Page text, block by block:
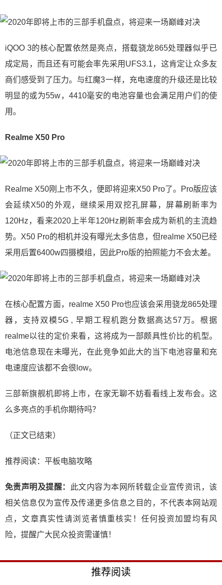
iQOO 3的核心配置依然是亮点，搭载骁龙865处理器似乎已
成定局，而且还有可能会率先采用UFS3.1，这肯定让众多友
商们感受到了压力。与红魔3一样，充电速度的升级还是比较
明显的或为55w，4410毫安的电池容量也会满足用户们的使
用。
Realme X50 Pro
Realme X50刚上市不久，便即将迎来X50 Pro了。Pro版应该
会延续X50的外观，继续采用双挖孔屏幕，屏幕刷新率为
120Hz，看来2020上半年120Hz刷新率会成为新机的主流趋
势。X50 Pro的相机并没有曝光太多信息，但realme X50已经
采用后置6400w四摄模组，因此Pro版的拍照能力不会太差。
在核心配置方面，realme X50 Pro也应该会采用骁龙865处理
器，支持双模5G , 早期工程机跑分数据高达57万。根据
realme以往的定价来看，这将成为一部颇具性价比的机型。
电池信息现在未曝光，在此竞争如此大的当下电池容量和充
电速度应该都不会很low。
三部新旗舰机即将上市，在家无聊不妨看看线上发布会。这
么多亮点的手机你期待吗？
（正文已结束）
推荐阅读： 平板电脑攻略
免责声明及提醒：
此文内容为本网所转载企业宣传资讯，该
相关信息仅为宣传及传递更多信息之目的，不代表本网站观
点，文章真实性请浏览者慎重核实！任何投资加盟均有风
险，提醒广大民众投资需谨慎！
推荐阅读